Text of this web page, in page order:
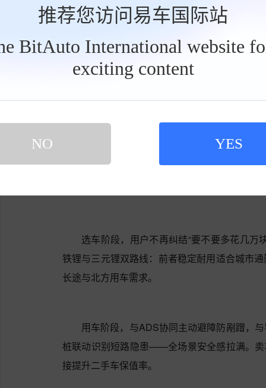
推荐您访问易车国际站
BitAuto International website
exciting content
NO YES
选车阶段，用户不再纠结“要不要多花几万
铁锂与三元锂双路线：前者稳定耐用适合城市
长途与北方用车需求。
用车阶段，与ADS协同主动避障防剐蹭，
桩联动识别短路隐患——全场景安全感拉满。
接提升二手车保值率。